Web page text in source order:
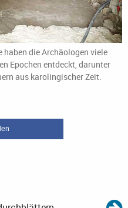
haben die Archäologen viele
Epochen entdeckt, darunter
aus karolingischer Zeit.